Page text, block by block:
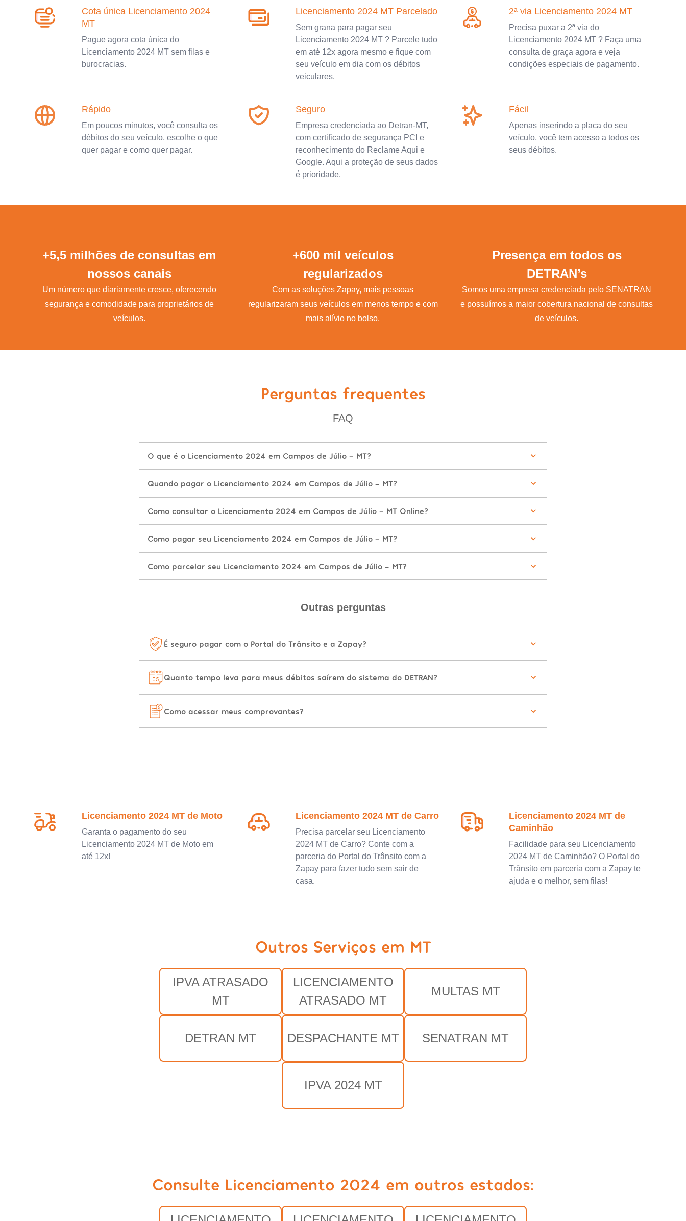
Cota única Licenciamento 2024
MT
Pague agora cota única do
Licenciamento 2024 MT sem filas e
burocracias.
Licenciamento 2024 MT Parcelado
Sem grana para pagar seu
Licenciamento 2024 MT ? Parcele tudo
em até 12x agora mesmo e fique com
seu veículo em dia com os débitos
veiculares.
2ª via Licenciamento 2024 MT
Precisa puxar a 2ª via do
Licenciamento 2024 MT ? Faça uma
consulta de graça agora e veja
condições especiais de pagamento.
Rápido
Em poucos minutos, você consulta os
débitos do seu veículo, escolhe o que
quer pagar e como quer pagar.
Seguro
Empresa credenciada ao Detran-MT,
com certificado de segurança PCI e
reconhecimento do Reclame Aqui e
Google. Aqui a proteção de seus dados
é prioridade.
Fácil
Apenas inserindo a placa do seu
veículo, você tem acesso a todos os
seus débitos.
+5,5 milhões de consultas em
nossos canais
Um número que diariamente cresce, oferecendo
segurança e comodidade para proprietários de
veículos.
+600 mil veículos
regularizados
Com as soluções Zapay, mais pessoas
regularizaram seus veículos em menos tempo e com
mais alívio no bolso.
Presença em todos os
DETRAN’s
Somos uma empresa credenciada pelo SENATRAN
e possuímos a maior cobertura nacional de consultas
de veículos.
Perguntas frequentes
FAQ
O que é o Licenciamento 2024 em Campos de Júlio - MT?
Quando pagar o Licenciamento 2024 em Campos de Júlio - MT?
Como consultar o Licenciamento 2024 em Campos de Júlio - MT Online?
Como pagar seu Licenciamento 2024 em Campos de Júlio - MT?
Como parcelar seu Licenciamento 2024 em Campos de Júlio - MT?
Outras perguntas
É seguro pagar com o Portal do Trânsito e a Zapay?
Quanto tempo leva para meus débitos saírem do sistema do DETRAN?
Como acessar meus comprovantes?
Licenciamento 2024 MT de Moto
Garanta o pagamento do seu
Licenciamento 2024 MT de Moto em
até 12x!
Licenciamento 2024 MT de Carro
Precisa parcelar seu Licenciamento
2024 MT de Carro? Conte com a
parceria do Portal do Trânsito com a
Zapay para fazer tudo sem sair de
casa.
Licenciamento 2024 MT de
Caminhão
Facilidade para seu Licenciamento
2024 MT de Caminhão? O Portal do
Trânsito em parceria com a Zapay te
ajuda e o melhor, sem filas!
Outros Serviços em MT
IPVA ATRASADO
MT
LICENCIAMENTO
ATRASADO MT
MULTAS MT
DETRAN MT DESPACHANTE MT SENATRAN MT
IPVA 2024 MT
Consulte Licenciamento 2024 em outros estados: